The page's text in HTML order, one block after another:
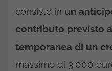
consiste in un
contributo previsto
temporanea di un
massimo di 3.000